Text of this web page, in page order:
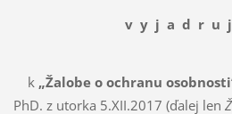
k „Žalobe o ochranu
PhD. z utorka 5.XII.2017 (ďalej len